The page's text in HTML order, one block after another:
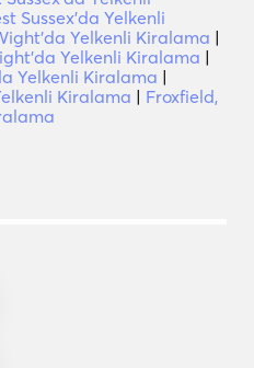
Sussex'da Yelkenli
Yelkenli Kiralama |
Yelkenli Kiralama |
Yelkenli Kiralama |
Kiralama | Froxfield,